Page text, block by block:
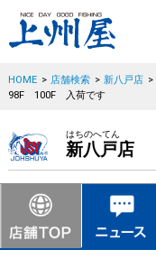
HOME > 店舗検索 > 新八戸店 >
98F 100F 入荷です
はちのへてん
新八戸店